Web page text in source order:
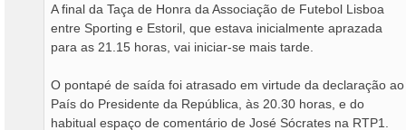
A final da Taça de Honra da Associação de Futebol Lisboa
entre Sporting e Estoril, que estava inicialmente aprazada
para as 21.15 horas, vai iniciar-se mais tarde.
O pontapé de saída foi atrasado em virtude da declaração ao
País do Presidente da República, às 20.30 horas, e do
habitual espaço de comentário de José Sócrates na RTP1.